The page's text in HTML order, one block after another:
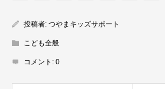
投稿者: つやまキッズサポート
こども全般
コメント: 0